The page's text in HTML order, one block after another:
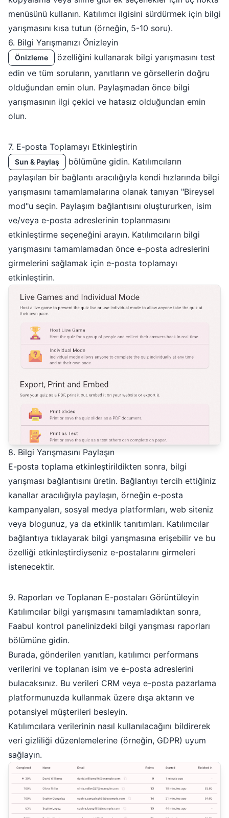
menüsünü kullanın. Katılımcı ilgisini sürdürmek için bilgi
yarışmasını kısa tutun (örneğin, 5-10 soru).
6. Bilgi Yarışmanızı Önizleyin
Önizleme
özelliğini kullanarak bilgi yarışmasını test
edin ve tüm soruların, yanıtların ve görsellerin doğru
olduğundan emin olun. Paylaşmadan önce bilgi
yarışmasının ilgi çekici ve hatasız olduğundan emin
olun.
7. E-posta Toplamayı Etkinleştirin
Sun & Paylaş
bölümüne gidin. Katılımcıların
paylaşılan bir bağlantı aracılığıyla kendi hızlarında bilgi
yarışmasını tamamlamalarına olanak tanıyan "Bireysel
mod"u seçin. Paylaşım bağlantısını oluştururken, isim
ve/veya e-posta adreslerinin toplanmasını
etkinleştirme seçeneğini arayın. Katılımcıların bilgi
yarışmasını tamamlamadan önce e-posta adreslerini
girmelerini sağlamak için e-posta toplamayı
etkinleştirin.
8. Bilgi Yarışmasını Paylaşın
E-posta toplama etkinleştirildikten sonra, bilgi
yarışması bağlantısını üretin. Bağlantıyı tercih ettiğiniz
kanallar aracılığıyla paylaşın, örneğin e-posta
kampanyaları, sosyal medya platformları, web siteniz
veya blogunuz, ya da etkinlik tanıtımları. Katılımcılar
bağlantıya tıklayarak bilgi yarışmasına erişebilir ve bu
özelliği etkinleştirdiyseniz e-postalarını girmeleri
istenecektir.
9. Raporları ve Toplanan E-postaları Görüntüleyin
Katılımcılar bilgi yarışmasını tamamladıktan sonra,
Faabul kontrol panelinizdeki bilgi yarışması raporları
bölümüne gidin.
Burada, gönderilen yanıtları, katılımcı performans
verilerini ve toplanan isim ve e-posta adreslerini
bulacaksınız. Bu verileri CRM veya e-posta pazarlama
platformunuzda kullanmak üzere dışa aktarın ve
potansiyel müşterileri besleyin.
Katılımcılara verilerinin nasıl kullanılacağını bildirerek
veri gizliliği düzenlemelerine (örneğin, GDPR) uyum
sağlayın.